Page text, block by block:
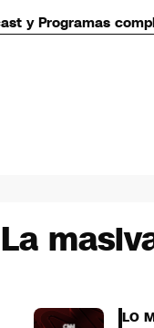
y Programas
LO